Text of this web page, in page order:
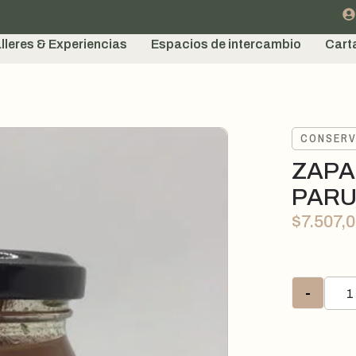
& Experiencias Espacios de intercambio
$
-